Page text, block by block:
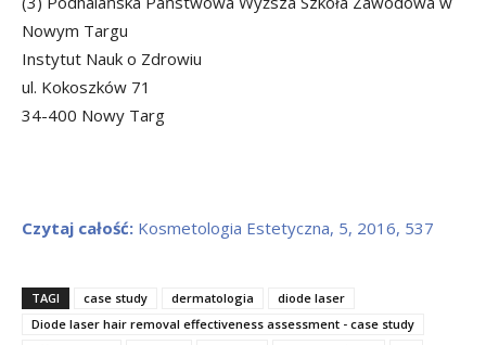
Nowym Targu
Instytut Nauk o Zdrowiu
ul. Kokoszków 71
34-400 Nowy Targ
Czytaj całość: Kosmetologia Estetyczna, 5, 2016, 537
TAGI case study dermatologia
diode laser
Diode laser hair removal effectiveness assessment - case study